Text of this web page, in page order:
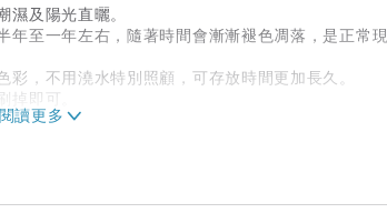
及陽光直曬。
至一年左右，隨著時間會漸漸褪色凋落，是正常現
，不用澆水特別照顧，可存放時間更加長久。
即可。
色調姿態都不盡相同。